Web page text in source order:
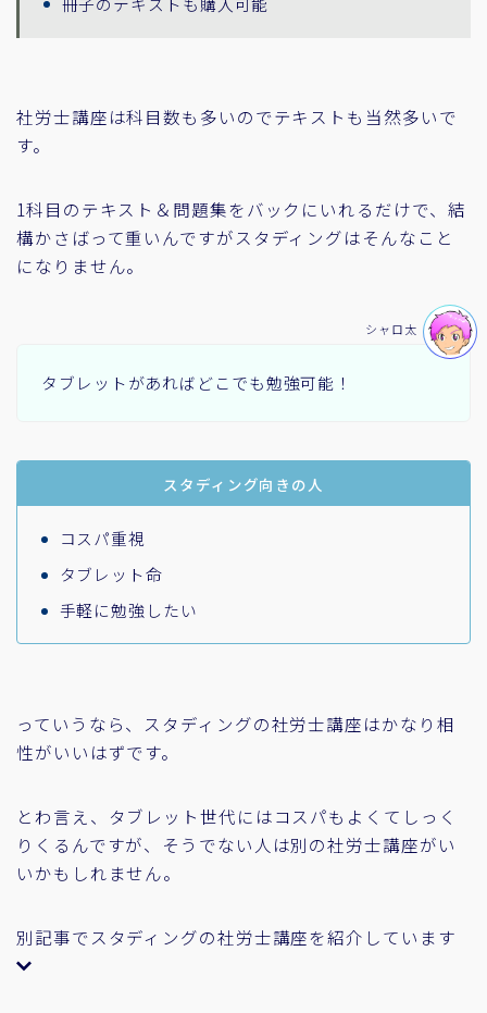
社労士講座は科目数も多いのでテキストも当然多いで
す。
1科目のテキスト＆問題集をバックにいれるだけで、結
構かさばって重いんですがスタディングはそんなこと
になりません。
タブレットがあればどこでも勉強可能！
シャロ太
スタディング向きの人
コスパ重視
タブレット命
手軽に勉強したい
っていうなら、スタディングの社労士講座はかなり相
性がいいはずです。
とわ言え、タブレット世代にはコスパもよくてしっく
りくるんですが、そうでない人は別の社労士講座がい
いかもしれません。
別記事でスタディングの社労士講座を紹介しています